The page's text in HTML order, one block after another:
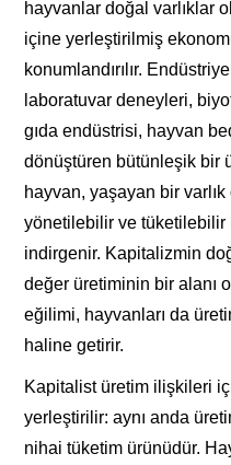
hayvanlar doğal varlıklar
içine yerleştirilmiş
konumlandırılır.
laboratuvar deneyleri,
gıda endüstrisi, hayvan
dönüştüren bütünleşik bir
hayvan, yaşayan bir
yönetilebilir ve tüketilebilir
indirgenir. Kapitalizmin
değer üretiminin bir alanı
eğilimi, hayvanları da
haline getirir.
Kapitalist üretim ilişkileri
yerleştirilir: aynı anda
nihai tüketim ürünüdür.